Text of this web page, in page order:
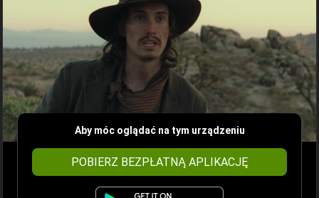
Aby móc oglądać na tym urządzeniu
POBIERZ BEZPŁATNĄ APLIKACJĘ